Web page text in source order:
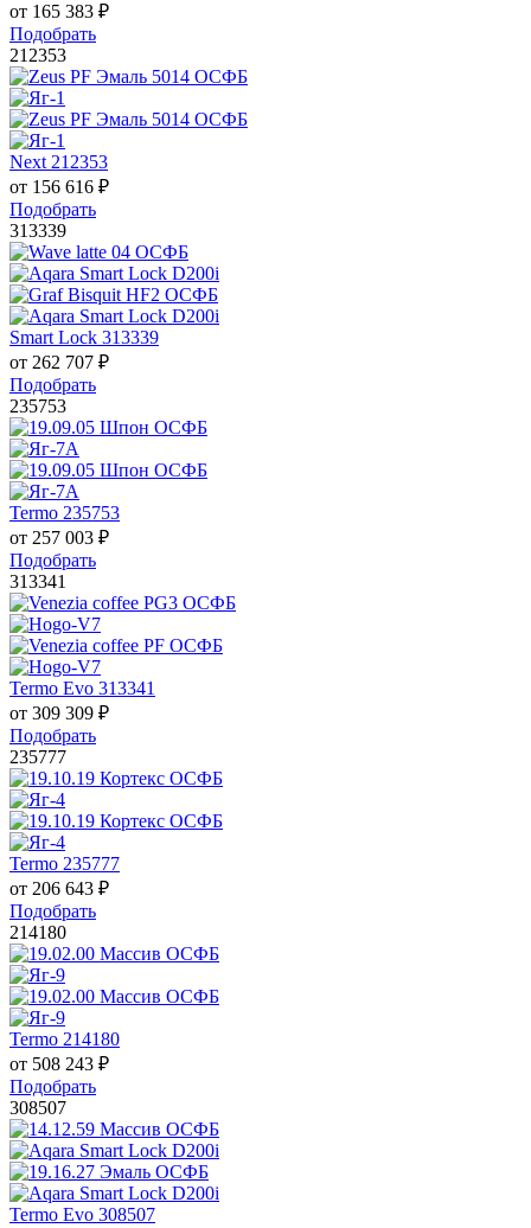
от 165 383 ₽
Подобрать
212353
Next 212353
от 156 616 ₽
Подобрать
313339
Smart Lock 313339
от 262 707 ₽
Подобрать
235753
Termo 235753
от 257 003 ₽
Подобрать
313341
Termo Evo 313341
от 309 309 ₽
Подобрать
235777
Termo 235777
от 206 643 ₽
Подобрать
214180
Termo 214180
от 508 243 ₽
Подобрать
308507
Termo Evo 308507